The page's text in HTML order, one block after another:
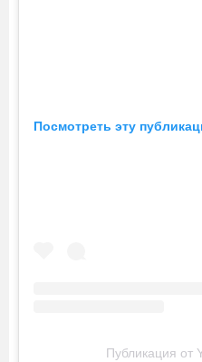
Посмотреть эту
Публикация от